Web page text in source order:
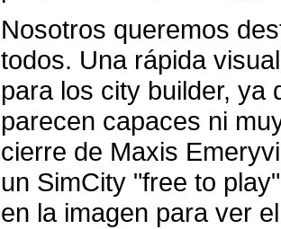
Nosotros queremos
todos. Una rápida
para los city builder, ya
parecen capaces ni
cierre de Maxis
un SimCity "free to
en la imagen para ver